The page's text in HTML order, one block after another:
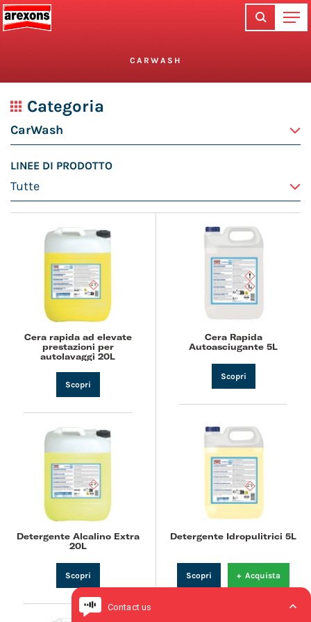
CARWASH
Categoria
LINEE DI PRODOTTO
Cera rapida ad elevate
prestazioni per
autolavaggi 20L
Scopri
Cera Rapida
Autoasciugante 5L
Scopri
Detergente Alcalino Extra
20L
Scopri
Detergente Idropulitrici 5L
Scopri + Acquista